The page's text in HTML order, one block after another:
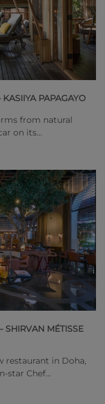
PAPAGAYO
from natural
on its…
SHIRVAN MÉTISSE
restaurant in Doha,
star Chef…